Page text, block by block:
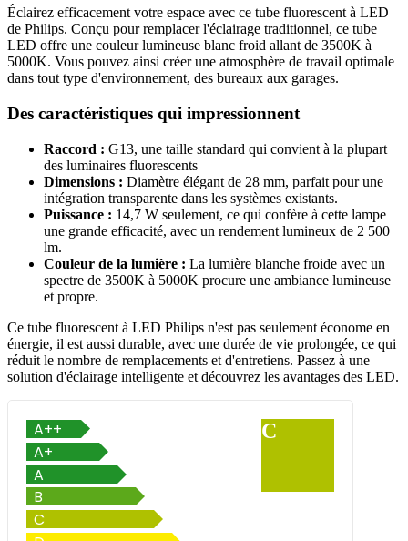
Éclairez efficacement votre espace avec ce tube fluorescent à LED
de Philips. Conçu pour remplacer l'éclairage traditionnel, ce tube
LED offre une couleur lumineuse blanc froid allant de 3500K à
5000K. Vous pouvez ainsi créer une atmosphère de travail optimale
dans tout type d'environnement, des bureaux aux garages.
Des caractéristiques qui impressionnent
Raccord : G13, une taille standard qui convient à la plupart
des luminaires fluorescents
Dimensions : Diamètre élégant de 28 mm, parfait pour une
intégration transparente dans les systèmes existants.
Puissance : 14,7 W seulement, ce qui confère à cette lampe
une grande efficacité, avec un rendement lumineux de 2 500
lm.
Couleur de la lumière : La lumière blanche froide avec un
spectre de 3500K à 5000K procure une ambiance lumineuse
et propre.
Ce tube fluorescent à LED Philips n'est pas seulement économe en
énergie, il est aussi durable, avec une durée de vie prolongée, ce qui
réduit le nombre de remplacements et d'entretiens. Passez à une
solution d'éclairage intelligente et découvrez les avantages des LED.
C